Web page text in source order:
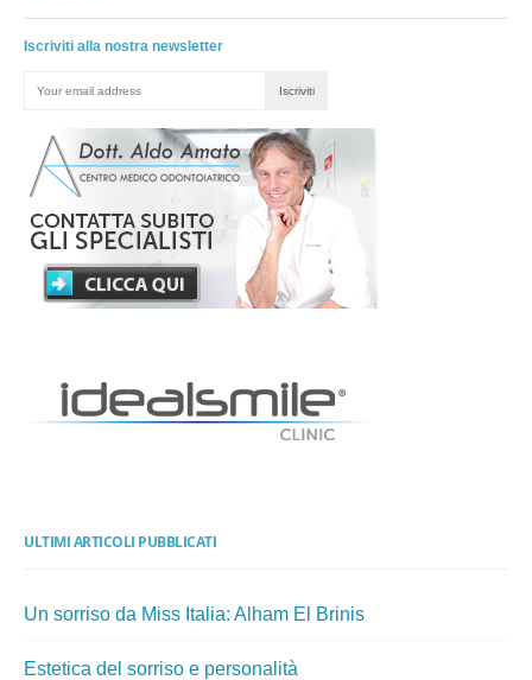
Iscriviti alla nostra newsletter
ULTIMI ARTICOLI PUBBLICATI
Un sorriso da Miss Italia: Alham El Brinis
Estetica del sorriso e personalità